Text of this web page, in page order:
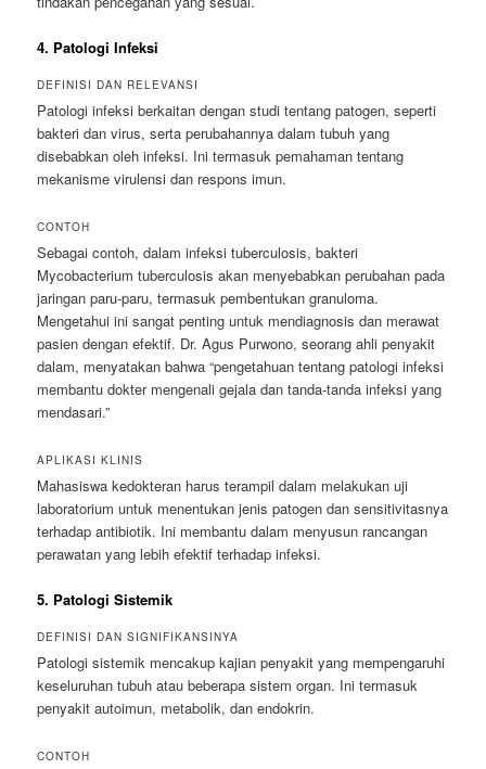
4. Patologi Infeksi
DEFINISI DAN RELEVANSI
Patologi infeksi berkaitan dengan studi tentang patogen, seperti
bakteri dan virus, serta perubahannya dalam tubuh yang
disebabkan oleh infeksi. Ini termasuk pemahaman tentang
mekanisme virulensi dan respons imun.
CONTOH
Sebagai contoh, dalam infeksi tuberculosis, bakteri
Mycobacterium tuberculosis akan menyebabkan perubahan pada
jaringan paru-paru, termasuk pembentukan granuloma.
Mengetahui ini sangat penting untuk mendiagnosis dan merawat
pasien dengan efektif. Dr. Agus Purwono, seorang ahli penyakit
dalam, menyatakan bahwa “pengetahuan tentang patologi infeksi
membantu dokter mengenali gejala dan tanda-tanda infeksi yang
mendasari.”
APLIKASI KLINIS
Mahasiswa kedokteran harus terampil dalam melakukan uji
laboratorium untuk menentukan jenis patogen dan sensitivitasnya
terhadap antibiotik. Ini membantu dalam menyusun rancangan
perawatan yang lebih efektif terhadap infeksi.
5. Patologi Sistemik
DEFINISI DAN SIGNIFIKANSINYA
Patologi sistemik mencakup kajian penyakit yang mempengaruhi
keseluruhan tubuh atau beberapa sistem organ. Ini termasuk
penyakit autoimun, metabolik, dan endokrin.
CONTOH